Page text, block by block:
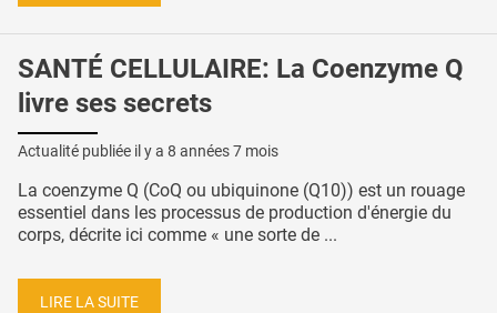
SANTÉ CELLULAIRE: La Coenzyme Q
livre ses secrets
Actualité publiée il y a 8 années 7 mois
La coenzyme Q (CoQ ou ubiquinone (Q10)) est un rouage
essentiel dans les processus de production d'énergie du
corps, décrite ici comme « une sorte de ...
LIRE LA SUITE